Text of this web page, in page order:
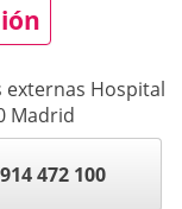
externas Hospital
Madrid
914 472 100